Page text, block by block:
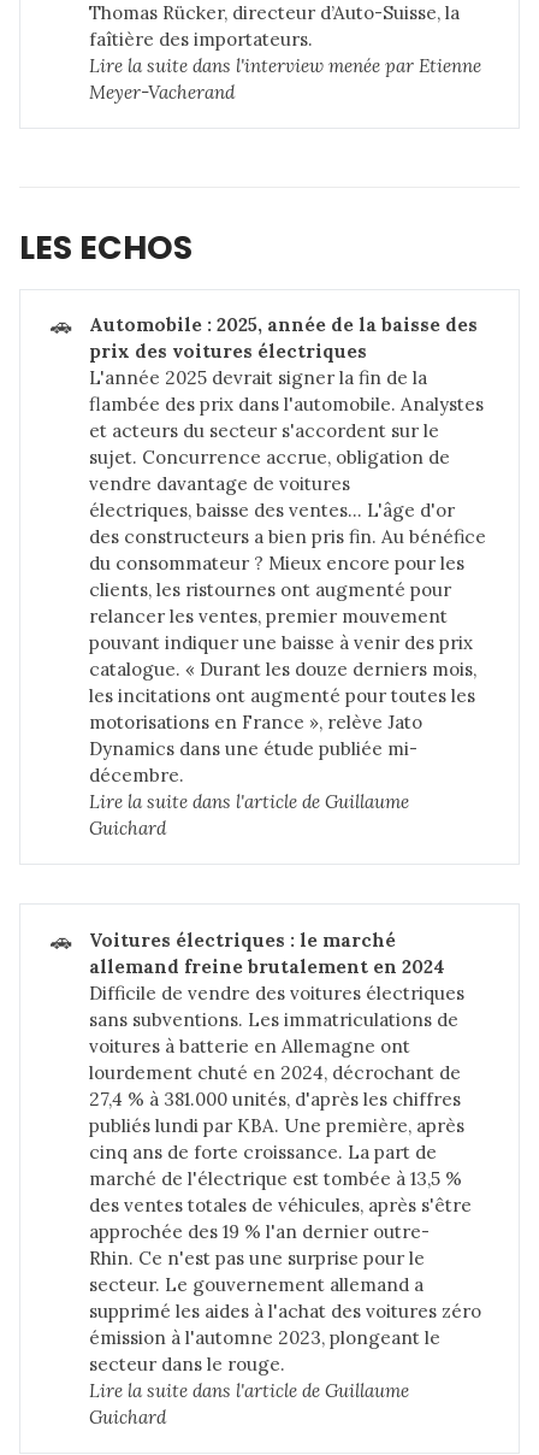
Thomas Rücker, directeur d’Auto-Suisse, la
faîtière des importateurs.
Lire la suite dans l'interview menée par Etienne
Meyer-Vacherand
LES ECHOS
🚗
Automobile : 2025, année de la baisse des
prix des voitures électriques
L'année 2025 devrait signer la fin de la
flambée des prix dans l'automobile. Analystes
et acteurs du secteur s'accordent sur le
sujet. Concurrence accrue, obligation de
vendre davantage de voitures
électriques, baisse des ventes… L'âge d'or
des constructeurs a bien pris fin. Au bénéfice
du consommateur ? Mieux encore pour les
clients, les ristournes ont augmenté pour
relancer les ventes, premier mouvement
pouvant indiquer une baisse à venir des prix
catalogue. « Durant les douze derniers mois,
les incitations ont augmenté pour toutes les
motorisations en France », relève Jato
Dynamics dans une étude publiée mi-
décembre.
Lire la suite dans l'article de Guillaume
Guichard
🚗
Voitures électriques : le marché
allemand freine brutalement en 2024
Difficile de vendre des voitures électriques
sans subventions. Les immatriculations de
voitures à batterie en Allemagne ont
lourdement chuté en 2024, décrochant de
27,4 % à 381.000 unités, d'après les chiffres
publiés lundi par KBA. Une première, après
cinq ans de forte croissance. La part de
marché de l'électrique est tombée à 13,5 %
des ventes totales de véhicules, après s'être
approchée des 19 % l'an dernier outre-
Rhin. Ce n'est pas une surprise pour le
secteur. Le gouvernement allemand a
supprimé les aides à l'achat des voitures zéro
émission à l'automne 2023, plongeant le
secteur dans le rouge.
Lire la suite dans l'article de Guillaume
Guichard